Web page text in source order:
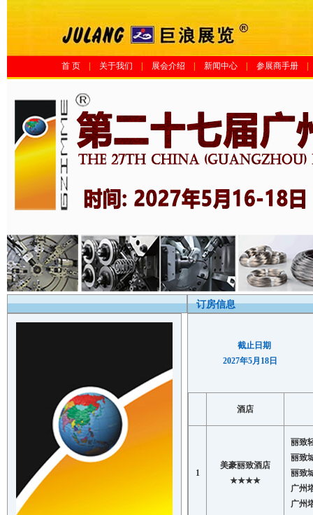
首 页 关于我们 展会介绍 新闻中心 参展商手册|
订房信息
截止日期
2027年5月18日
酒店
1
美豪丽致酒店
★★★★
丽致
丽致
丽致
广州
广州